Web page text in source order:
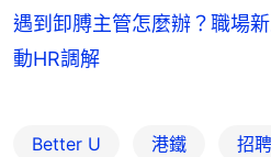
遇到卸膊主管怎麼辦？職場
動HR調解
Better U 港鐵 招聘